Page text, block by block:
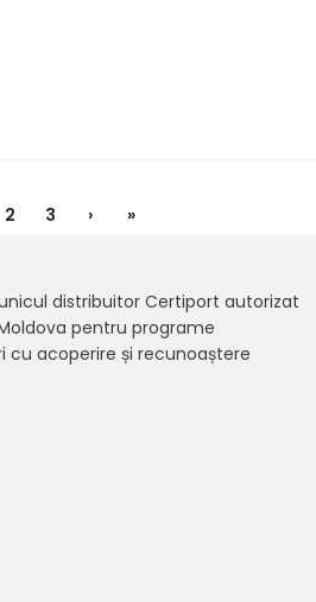
2 3 › »
distribuitor Certiport autorizat
pentru programe
cu acoperire și recunoaștere